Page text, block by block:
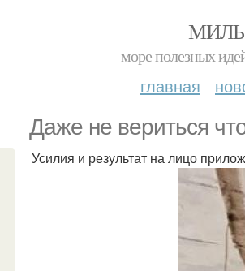
море полезных
главная
Даже не вериться
Усилия и результат на лицо